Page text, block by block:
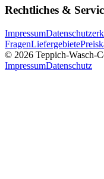
Rechtliches &
Impressum
FragenLiefergebiete
© 2026 Teppich-Wasch-
ImpressumDatenschutz